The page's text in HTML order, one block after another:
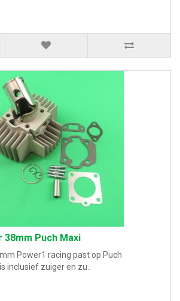
Puch Maxi
Power1 racing past op Puch
inclusief zuiger en zu..